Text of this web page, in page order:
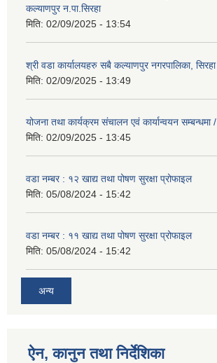
कल्याणपुर न.पा.सिरहा
मिति: 02/09/2025 - 13:54
श्री वडा कार्यालयहरु सबै कल्याणपुर नगरपालिका, सिरहा
मिति: 02/09/2025 - 13:49
योजना तथा कार्यक्रम संचालन एवं कार्यान्वयन सम्बन्धमा /
मिति: 02/09/2025 - 13:45
वडा नम्बर : १२ खाद्य तथा पोषण सुरक्षा प्रोफाइल
मिति: 05/08/2024 - 15:42
वडा नम्बर : ११ खाद्य तथा पोषण सुरक्षा प्रोफाइल
मिति: 05/08/2024 - 15:42
अन्य
ऐन, कानुन तथा निर्देशिका